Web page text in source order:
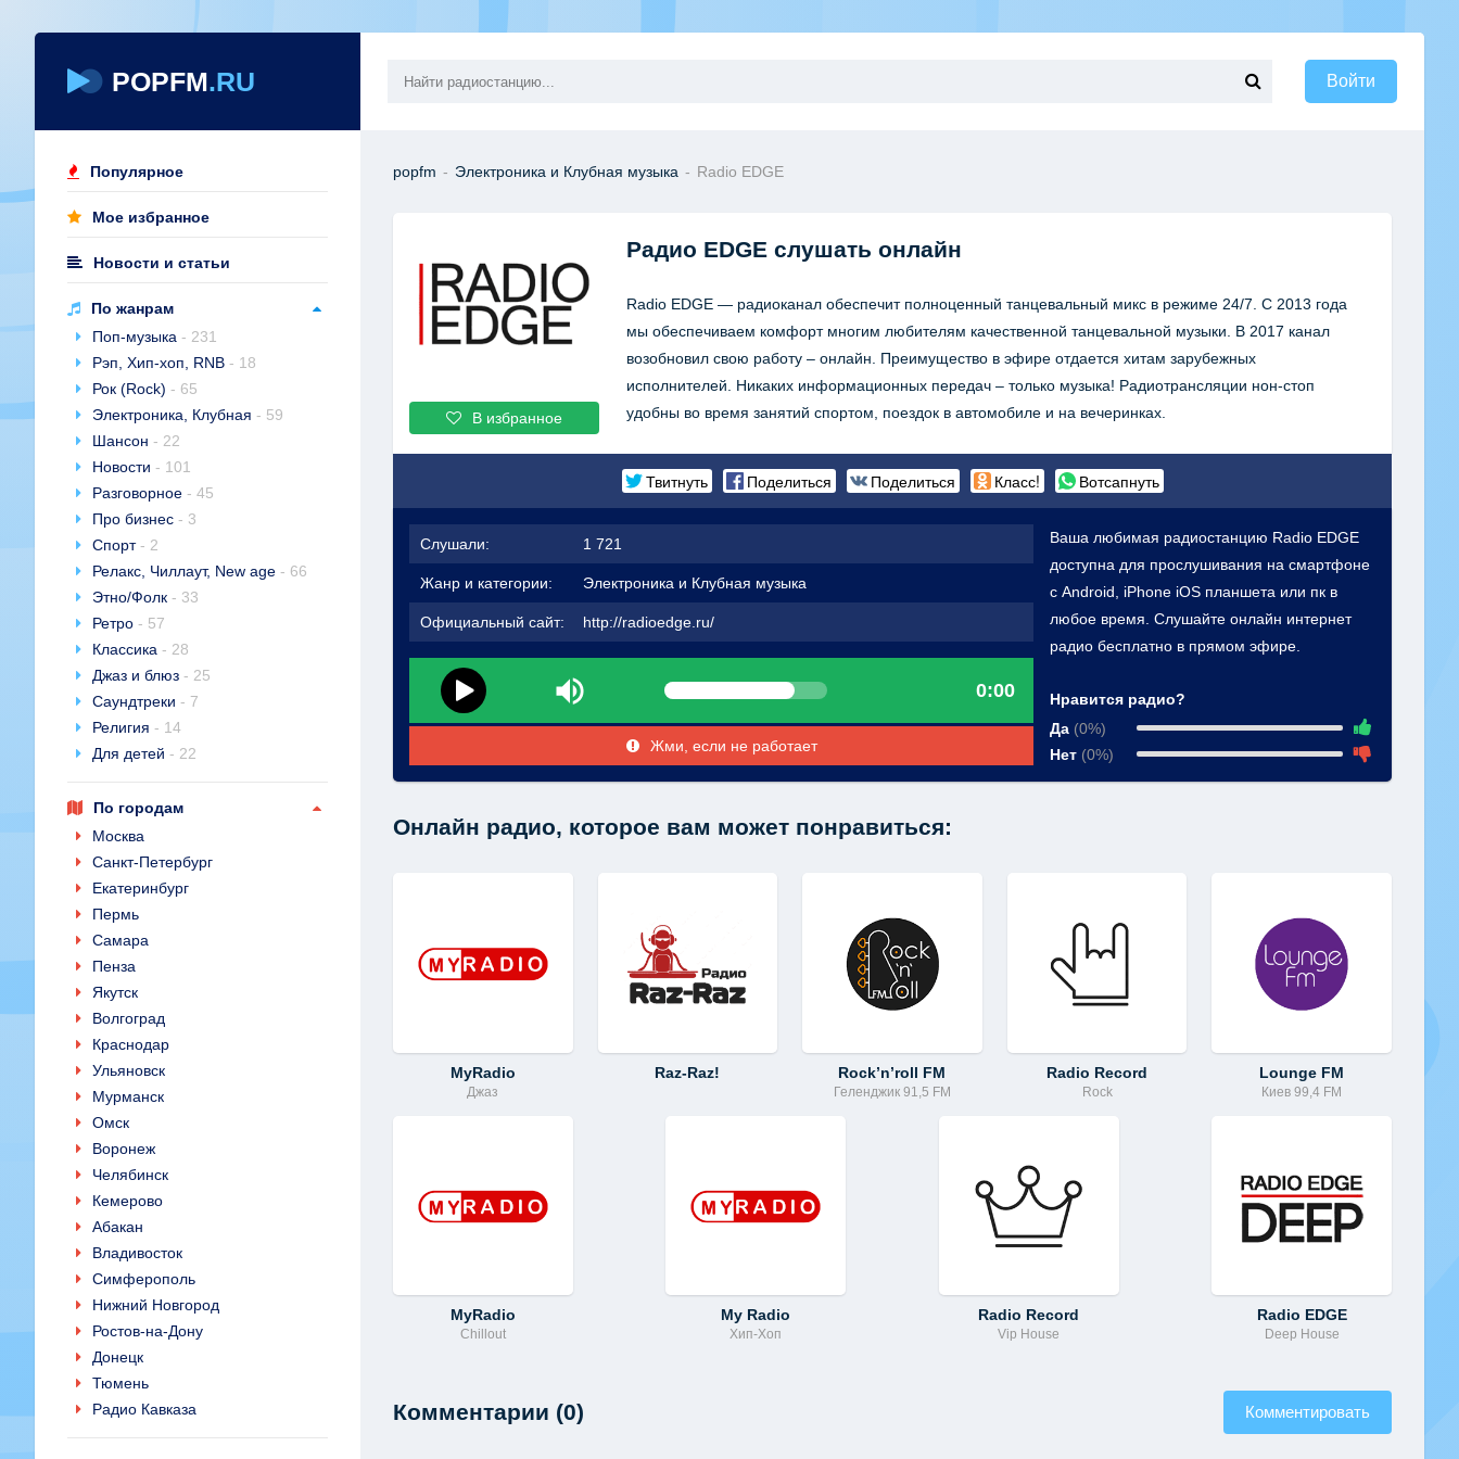
POPFM.RU
Популярное
Мое избранное
Новости и статьи
По жанрам
Поп-музыка - 231
Рэп, Хип-хоп, RNB - 18
Рок (Rock) - 65
Электроника, Клубная - 59
Шансон - 22
Новости - 101
Разговорное - 45
Про бизнес - 3
Спорт- 2
Релакс, Чиллаут, New age - 66
Этно/Фолк - 33
Ретро - 57
Классика - 28
Джаз и блюз - 25
Саундтреки - 7
Религия - 14
Для детей - 22
По городам
Москва
Санкт-Петербург
Екатеринбург
Пермь
Самара
Пенза
Якутск
Волгоград
Краснодар
Ульяновск
Мурманск
Омск
Воронеж
Челябинск
Кемерово
Абакан
Владивосток
Симферополь
Нижний Новгород
Ростов-на-Дону
Донецк
Тюмень
Радио Кавказа
Войти
popfm - Электроника и Клубная музыка - Radio EDGE
В избранное
Радио EDGE слушать онлайн
Radio EDGE — радиоканал обеспечит полноценный танцевальный микс в режиме 24/7. С 2013 года
мы обеспечиваем комфорт многим любителям качественной танцевальной музыки. В 2017 канал
возобновил свою работу – онлайн. Преимущество в эфире отдается хитам зарубежных
исполнителей. Никаких информационных передач – только музыка! Радиотрансляции нон-стоп
удобны во время занятий спортом, поездок в автомобиле и на вечеринках.
Твитнуть Поделиться Поделиться Класс! Вотсапнуть
Слушали: 1 721
Жанр и категории: Электроника и Клубная музыка
Официальный сайт: http://radioedge.ru/
0:00
Жми, если не работает
Ваша любимая радиостанцию Radio EDGE
доступна для прослушивания на смартфоне
с Android, iPhone iOS планшета или пк в
любое время. Слушайте онлайн интернет
радио бесплатно в прямом эфире.
Нравится радио?
Да (0%)
Нет (0%)
Онлайн радио, которое вам может понравиться:
MyRadio
Джаз
Raz-Raz! Rock’n’roll FM
Геленджик 91,5 FM
Radio Record
Rock
Lounge FM
Киев 99,4 FM
MyRadio
Chillout
My Radio
Хип-Хоп
Radio Record
Vip House
Radio EDGE
Deep House
Комментарии (0) Комментировать